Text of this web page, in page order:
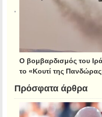
Ο βομβαρδισμός του
το «Κουτί της
Πρόσφατα άρθρα